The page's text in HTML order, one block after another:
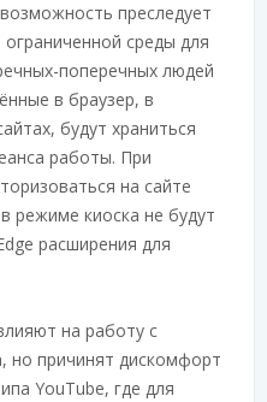
преследует
среды для
поперечных людей
в браузер, в
будут храниться
работы. При
на сайте
режиме киоска не будут
расширения для
на работу с
но причинят дискомфорт
YouTube, где для